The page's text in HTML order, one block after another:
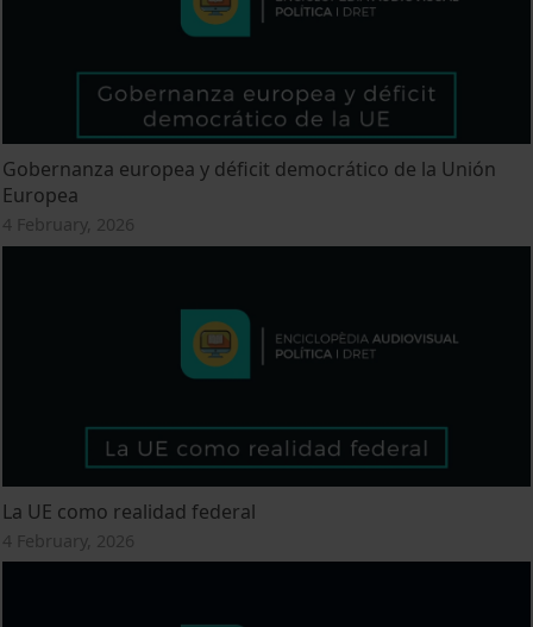
Gobernanza europea y déficit democrático de la Unión
Europea
4 February, 2026
La UE como realidad federal
4 February, 2026